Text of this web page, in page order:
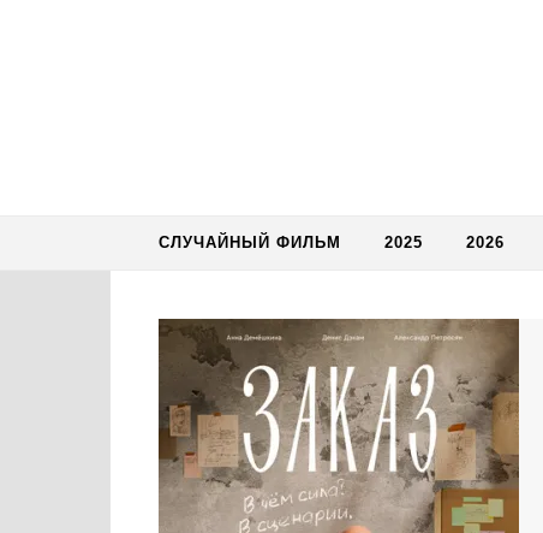
СЛУЧАЙНЫЙ ФИЛЬМ 2025 2026